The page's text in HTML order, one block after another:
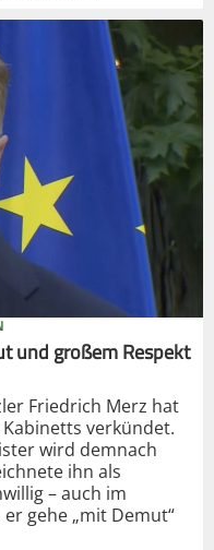
und großem Respekt
Friedrich Merz hat
verkündet.
wird demnach
ihn als
– auch im
gehe „mit Demut“